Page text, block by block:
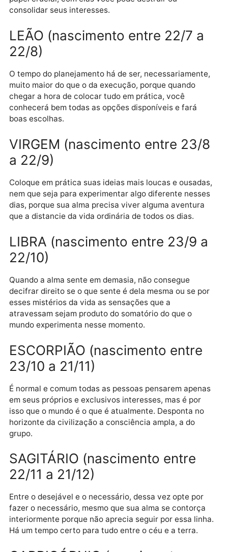
CÂNCER (nascimento entre
a 21/7)
As palavras explicam e esclarecem, mas as palavras
Este é um momento em que as palavras cumprem um
papel crucial, com elas você pode destruir ou
consolidar seus interesses.
22/8)
muito maior do que o da execução, porque quando
chegar a hora de colocar tudo em prática, você
conhecerá bem todas as opções disponíveis e fará
boas escolhas.
VIRGEM (nascimento entre
a 22/9)
Coloque em prática suas ideias mais loucas e
nem que seja para experimentar algo diferente
dias, porque sua alma precisa viver alguma aventura
que a distancie da vida ordinária de todos os dias.
LIBRA (nascimento entre 23/9
22/10)
Quando a alma sente em demasia, não consegue
decifrar direito se o que sente é dela mesma ou se
esses mistérios da vida as sensações que a
atravessam sejam produto do somatório do que o
mundo experimenta nesse momento.
ESCORPIÃO (nascimento entre
23/10 a 21/11)
É normal e comum todas as pessoas pensarem
em seus próprios e exclusivos interesses, mas é por
isso que o mundo é o que é atualmente. Desponta no